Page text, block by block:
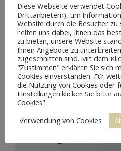
Diese Webseite verwendet
Drittanbietern), um
Website durch die Besucher zu
helfen uns dabei, Ihnen das
zu bieten, unsere Website
Ihnen Angebote zu
zugeschnitten sind. Mit dem
"Zustimmen" erklären Sie sich
Cookies einverstanden. Für
die Nutzung von Cookies oder
Einstellungen klicken Sie bitte
Cookies".
Verwendung von Cookies